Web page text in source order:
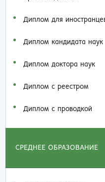
Диплом для
Диплом кандидата наук
Диплом доктора наук
Диплом с реестром
Диплом с проводкой
СРЕДНЕЕ ОБРАЗОВАНИЕ